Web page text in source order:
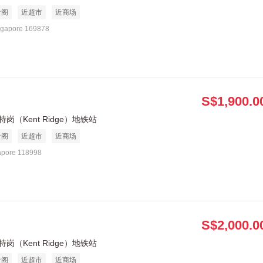
近超市
近商场
169878
岗（Kent Ridge）地铁站
近超市
近商场
118998
岗（Kent Ridge）地铁站
近超市 近商场